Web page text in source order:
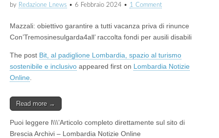
by Redazione Lnews • 6 Febbraio 2024 • 1 Comment
Mazzali: obiettivo garantire a tutti vacanza priva di rinunce
Con’Tremosinesulgarda4all’ raccolta fondi per ausili disabili
The post Bit, al padiglione Lombardia, spazio al turismo
sostenibile e inclusivo appeared first on Lombardia Notizie
Online
Read more →
Puoi leggere l\\\’Articolo completo direttamente sul sito di
Brescia Archivi – Lombardia Notizie Online